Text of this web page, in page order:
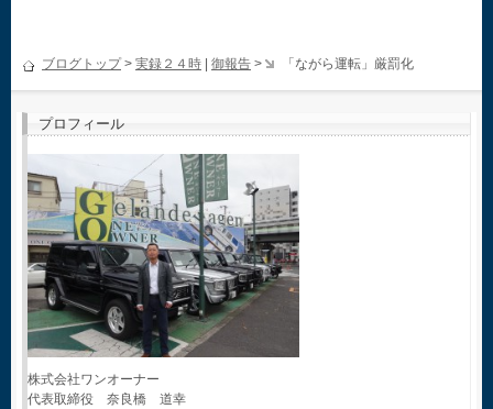
ブログトップ> 実録２４時 | 御報告 > 「ながら運転」厳罰化
プロフィール
株式会社ワンオーナー
代表取締役 奈良橋 道幸